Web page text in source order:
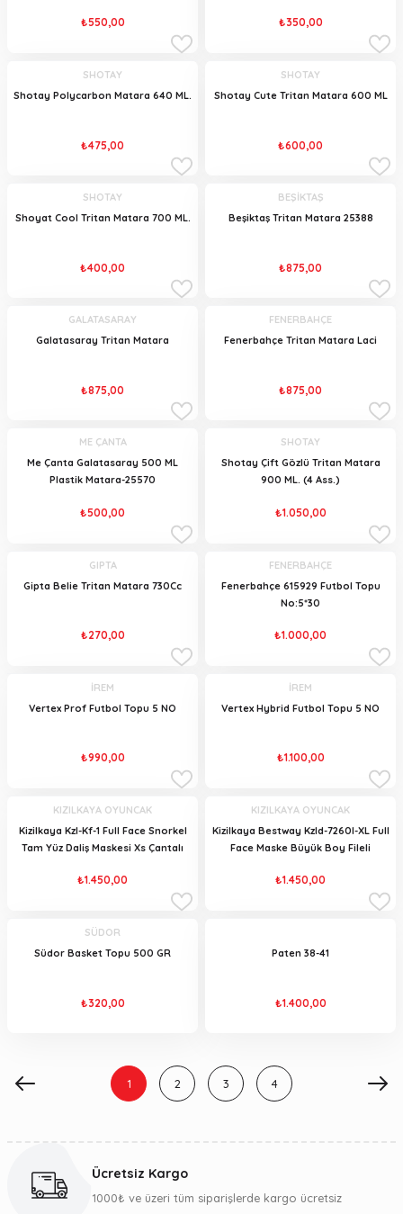
₺550,00 ₺350,00
SHOTAY
Shotay Polycarbon Matara 640 ML.
₺475,00
SHOTAY
Shotay Cute Tritan Matara 600 ML
₺600,00
SHOTAY
Shoyat Cool Tritan Matara 700 ML.
₺400,00
BEŞİKTAŞ
Beşiktaş Tritan Matara 25388
₺875,00
GALATASARAY
Galatasaray Tritan Matara
₺875,00
FENERBAHÇE
Fenerbahçe Tritan Matara Laci
₺875,00
ME ÇANTA
Me Çanta Galatasaray 500 ML
Plastik Matara-25570
₺500,00
SHOTAY
Shotay Çift Gözlü Tritan Matara
900 ML. (4 Ass.)
₺1.050,00
GIPTA
Gipta Belie Tritan Matara 730Cc
₺270,00
FENERBAHÇE
Fenerbahçe 615929 Futbol Topu
No:5*30
₺1.000,00
İREM
Vertex Prof Futbol Topu 5 NO
₺990,00
İREM
Vertex Hybrid Futbol Topu 5 NO
₺1.100,00
KIZILKAYA OYUNCAK
Kizilkaya Kzl-Kf-1 Full Face Snorkel
Tam Yüz Daliş Maskesi Xs Çantalı
₺1.450,00
KIZILKAYA OYUNCAK
Kizilkaya Bestway Kzld-7260l-XL Full
Face Maske Büyük Boy Fileli
₺1.450,00
SÜDOR
Südor Basket Topu 500 GR
₺320,00
Paten 38-41
₺1.400,00
1 2 3 4
Ücretsiz Kargo
1000₺ ve üzeri tüm siparişlerde kargo ücretsiz